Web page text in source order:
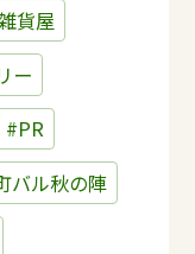
貨屋
ー
#PR
バル秋の陣